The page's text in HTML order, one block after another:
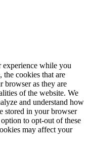
experience while you
the cookies that are
browser as they are
of the website. We
and understand how
stored in your browser
to opt-out of these
may affect your